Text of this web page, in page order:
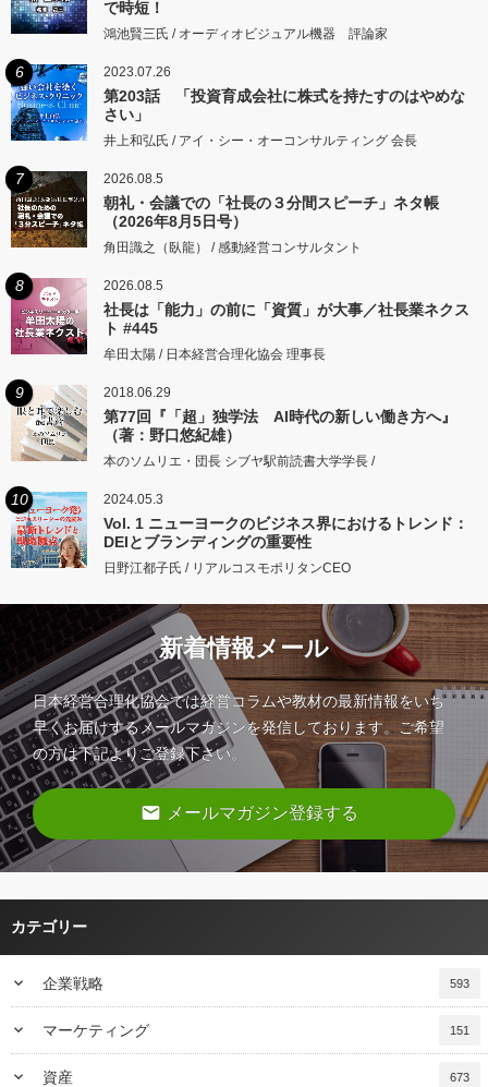
で時短！
鴻池賢三氏 / オーディオビジュアル機器 評論家
6 2023.07.26
第203話 「投資育成会社に株式を持たすのはやめな
さい」
井上和弘氏 / アイ・シー・オーコンサルティング 会長
7 2026.08.5
朝礼・会議での「社長の３分間スピーチ」ネタ帳
（2026年8月5日号）
角田識之（臥龍） / 感動経営コンサルタント
8 2026.08.5
社長は「能力」の前に「資質」が大事／社長業ネクス
ト #445
牟田太陽 / 日本経営合理化協会 理事長
9 2018.06.29
第77回『「超」独学法 AI時代の新しい働き方へ』
（著：野口悠紀雄）
本のソムリエ・団長 シブヤ駅前読書大学学長 /
10 2024.05.3
Vol. 1 ニューヨークのビジネス界におけるトレンド：
DEIとブランディングの重要性
日野江都子氏 / リアルコスモポリタンCEO
新着情報メール
日本経営合理化協会では経営コラムや教材の最新情報をいち
早くお届けするメールマガジンを発信しております。ご希望
の方は下記よりご登録下さい。
email メールマガジン登録する
カテゴリー
keyboard_arrow_down 企業戦略 593
keyboard_arrow_down マーケティング 151
keyboard_arrow_down 資産 673